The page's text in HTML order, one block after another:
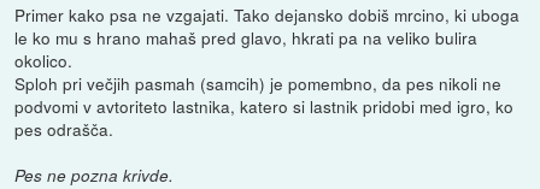
Primer kako psa ne vzgajati. Tako dejansko dobiš mrcino, ki uboga
le ko mu s hrano mahaš pred glavo, hkrati pa na veliko bulira
okolico.
Sploh pri večjih pasmah (samcih) je pomembno, da pes nikoli ne
podvomi v avtoriteto lastnika, katero si lastnik pridobi med igro, ko
pes odrašča.
Pes ne pozna krivde.